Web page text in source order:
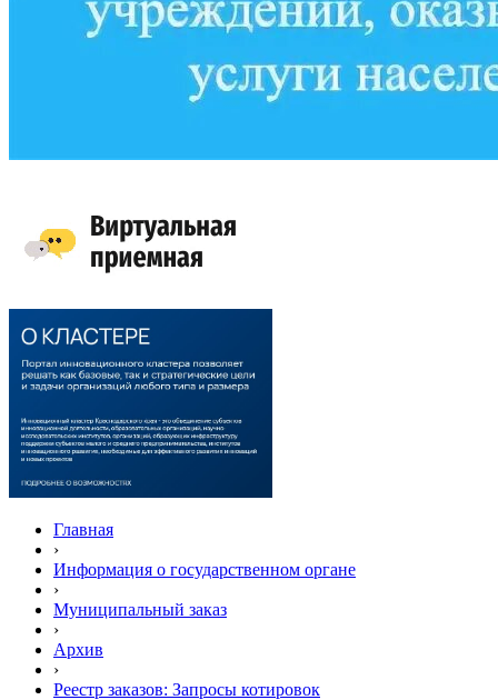
Главная
›
Информация о государственном органе
›
Муниципальный заказ
›
Архив
›
Реестр заказов: Запросы котировок